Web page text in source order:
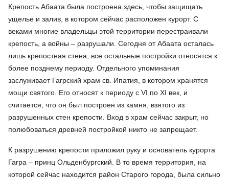
Крепость Абаата была построена здесь, чтобы защищать
ущелье и залив, в котором сейчас расположен курорт. С
веками многие владельцы этой территории перестраивали
крепость, а войны – разрушали. Сегодня от Абаата осталась
лишь крепостная стена, все остальные постройки относятся к
более позднему периоду. Отдельного упоминания
заслуживает Гагрский храм св. Ипатия, в котором хранятся
мощи святого. Его относят к периоду с VI по XI век, и
считается, что он был построен из камня, взятого из
разрушенных стен крепости. Вход в храм сейчас закрыт, но
полюбоваться древней постройкой никто не запрещает.
К разрушению крепости приложил руку и основатель курорта
Гагра – принц Ольденбургский. В то время территория, на
которой сейчас находится район Старого города, была сильно